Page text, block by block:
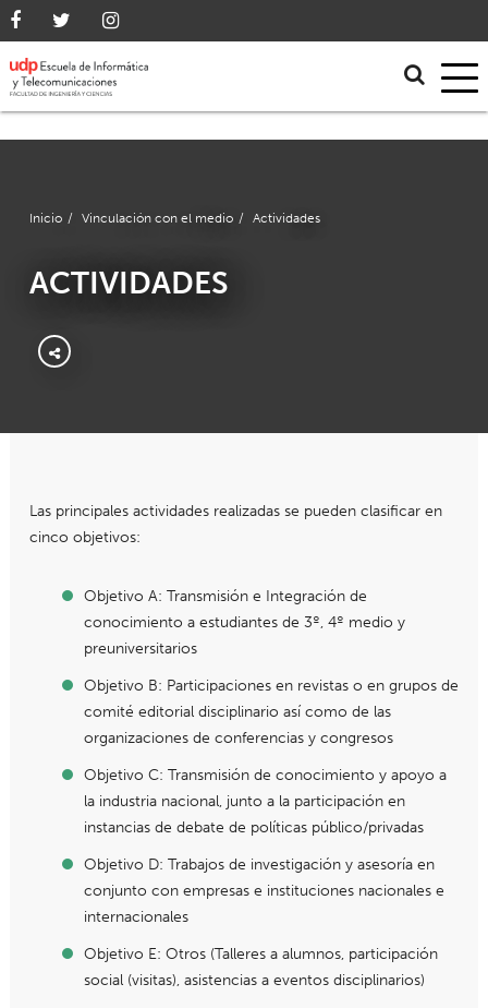
Inicio / Vinculación con el medio / Actividades
ACTIVIDADES
Las principales actividades realizadas se pueden clasificar en
cinco objetivos:
Objetivo A: Transmisión e Integración de
conocimiento a estudiantes de 3º, 4º medio y
preuniversitarios
Objetivo B: Participaciones en revistas o en grupos de
comité editorial disciplinario así como de las
organizaciones de conferencias y congresos
Objetivo C: Transmisión de conocimiento y apoyo a
la industria nacional, junto a la participación en
instancias de debate de políticas público/privadas
Objetivo D: Trabajos de investigación y asesoría en
conjunto con empresas e instituciones nacionales e
internacionales
Objetivo E: Otros (Talleres a alumnos, participación
social (visitas), asistencias a eventos disciplinarios)